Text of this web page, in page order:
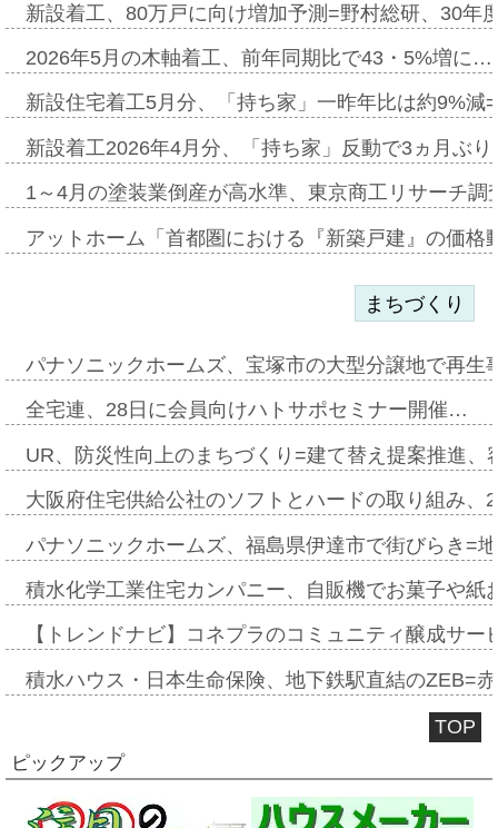
新設着工、80万戸に向け増加予測=野村総研、30年
2026年5月の木軸着工、前年同期比で43・5%増に…
新設住宅着工5月分、「持ち家」一昨年比は約9%
新設着工2026年4月分、「持ち家」反動で3ヵ月ぶ
1～4月の塗装業倒産が高水準、東京商工リサーチ
アットホーム「首都圏における『新築戸建』の価
まちづくり
パナソニックホームズ、宝塚市の大型分譲地で再
全宅連、28日に会員向けハトサポセミナー開催…
UR、防災性向上のまちづくり=建て替え提案推進
大阪府住宅供給公社のソフトとハードの取り組み
パナソニックホームズ、福島県伊達市で街びらき=
積水化学工業住宅カンパニー、自販機でお菓子や
【トレンドナビ】コネプラのコミュニティ醸成サ
積水ハウス・日本生命保険、地下鉄駅直結のZEB=
TOP
ピックアップ